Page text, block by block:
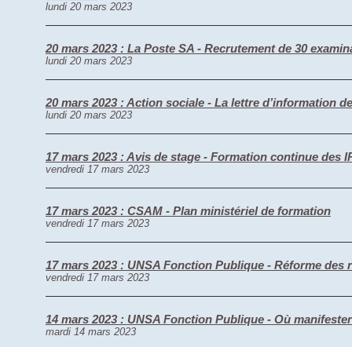
lundi 20 mars 2023
20 mars 2023 : La Poste SA - Recrutement de 30
lundi 20 mars 2023
20 mars 2023 : Action sociale - La lettre d’information
lundi 20 mars 2023
17 mars 2023 : Avis de stage - Formation continue des
vendredi 17 mars 2023
17 mars 2023 : CSAM - Plan ministériel de formation
vendredi 17 mars 2023
17 mars 2023 : UNSA Fonction Publique - Réforme
vendredi 17 mars 2023
14 mars 2023 : UNSA Fonction Publique - Où
mardi 14 mars 2023